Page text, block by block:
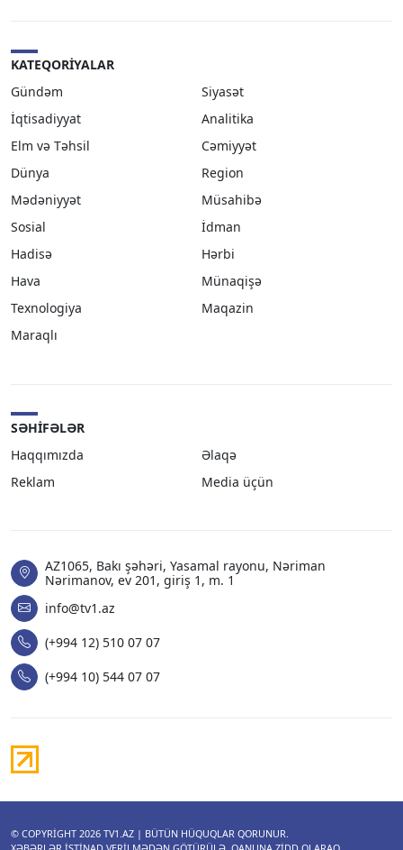
KATEQORIYALAR
Gündəm
Siyasət
İqtisadiyyat
Analitika
Elm və Təhsil
Cəmiyyət
Dünya
Region
Mədəniyyət
Müsahibə
Sosial
İdman
Hadisə
Hərbi
Hava
Münaqişə
Texnologiya
Maqazin
Maraqlı
SƏHIFƏLƏR
Haqqımızda
Əlaqə
Reklam
Media üçün
AZ1065, Bakı şəhəri, Yasamal rayonu, Nəriman
Nərimanov, ev 201, giriş 1, m. 1
info@tv1.az
(+994 12) 510 07 07
(+994 10) 544 07 07
© COPYRIGHT 2026 TV1.AZ | BÜTÜN HÜQUQLAR QORUNUR.